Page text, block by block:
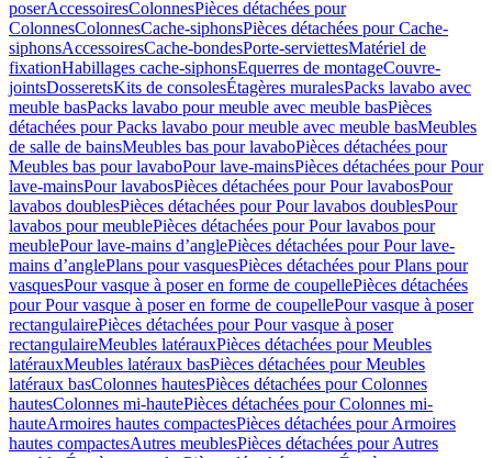
poserAccessoiresColonnesPièces détachées pour
ColonnesColonnesCache-siphonsPièces détachées pour Cache-
siphonsAccessoiresCache-bondesPorte-serviettesMatériel de
fixationHabillages cache-siphonsEquerres de montageCouvre-
jointsDosseretsKits de consolesÉtagères muralesPacks lavabo avec
meuble basPacks lavabo pour meuble avec meuble basPièces
détachées pour Packs lavabo pour meuble avec meuble basMeubles
de salle de bainsMeubles bas pour lavaboPièces détachées pour
Meubles bas pour lavaboPour lave-mainsPièces détachées pour Pour
lave-mainsPour lavabosPièces détachées pour Pour lavabosPour
lavabos doublesPièces détachées pour Pour lavabos doublesPour
lavabos pour meublePièces détachées pour Pour lavabos pour
meublePour lave-mains d’anglePièces détachées pour Pour lave-
mains d’anglePlans pour vasquesPièces détachées pour Plans pour
vasquesPour vasque à poser en forme de coupellePièces détachées
pour Pour vasque à poser en forme de coupellePour vasque à poser
rectangulairePièces détachées pour Pour vasque à poser
rectangulaireMeubles latérauxPièces détachées pour Meubles
latérauxMeubles latéraux basPièces détachées pour Meubles
latéraux basColonnes hautesPièces détachées pour Colonnes
hautesColonnes mi-hautePièces détachées pour Colonnes mi-
hauteArmoires hautes compactesPièces détachées pour Armoires
hautes compactesAutres meublesPièces détachées pour Autres